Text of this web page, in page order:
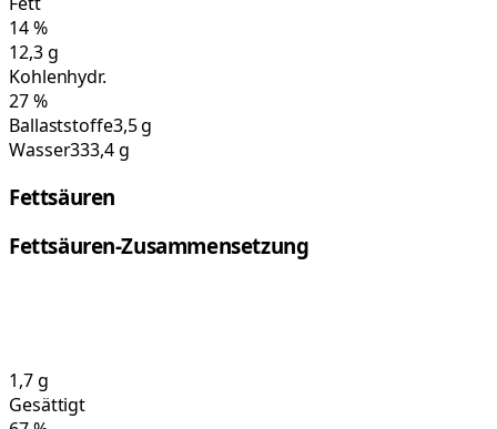
14%
12,3g
Kohlenhydr.
27%
Ballaststoffe3,5 g
Wasser333,4 g
Fettsäuren
Fettsäuren-Zusammensetzung
1,7g
Gesättigt